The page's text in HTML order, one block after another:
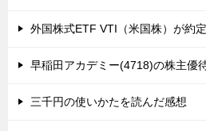
外国株式ETF VTI（米国株）が約
早稲田アカデミー(4718)の株主優
三千円の使いかたを読んだ感想